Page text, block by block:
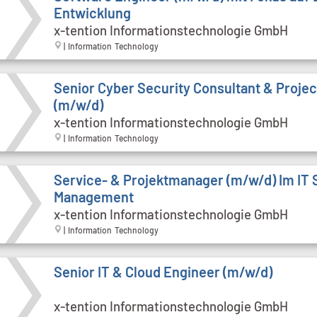
Entwicklung
x-tention Informationstechnologie GmbH
| Information Technology
Senior Cyber Security Consultant &
(m/w/d)
x-tention Informationstechnologie GmbH
| Information Technology
Service- & Projektmanager (m/w/d) Im IT
Management
x-tention Informationstechnologie GmbH
| Information Technology
Senior IT & Cloud Engineer (m/w/d)
x-tention Informationstechnologie GmbH